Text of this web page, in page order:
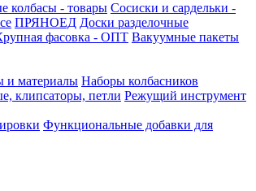
колбасы - товары Сосиски и сардельки -
ПРЯНОЕД Доски разделочные
фасовка - ОПТ Вакуумные пакеты
и материалы Наборы колбасников
клипсаторы, петли Режущий инструмент
Функциональные добавки для